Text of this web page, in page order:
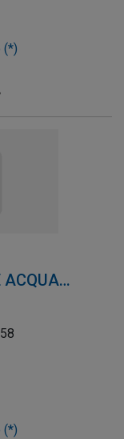
(*)
ACQUA
(*)